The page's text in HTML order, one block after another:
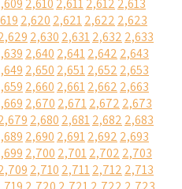
2,610 2,6112,612 2,613
2,620 2,6212,622 2,623
2,630 2,6312,632 2,633
2,640 2,6412,642 2,643
2,650 2,6512,652 2,653
2,660 2,6612,662 2,663
2,670 2,6712,672 2,673
2,680 2,6812,682 2,683
2,690 2,6912,692 2,693
2,700 2,7012,702 2,703
2,710 2,7112,712 2,713